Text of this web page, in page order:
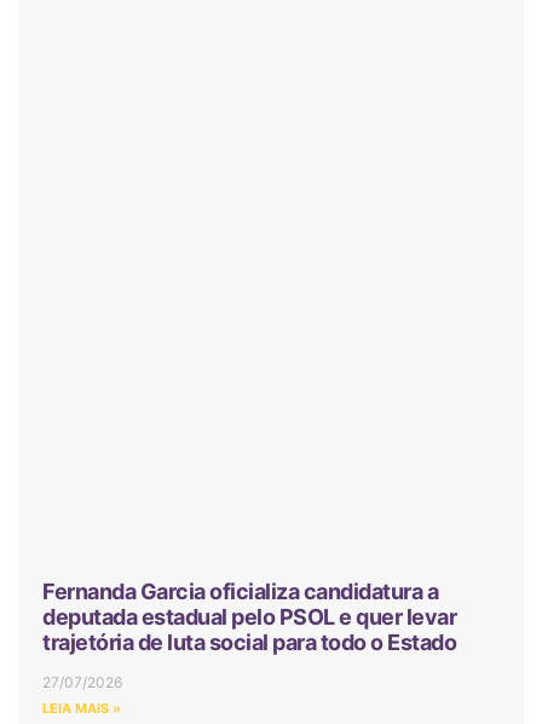
Fernanda Garcia oficializa candidatura a
deputada estadual pelo PSOL e quer levar
trajetória de luta social para todo o Estado
27/07/2026
LEIA MAIS »